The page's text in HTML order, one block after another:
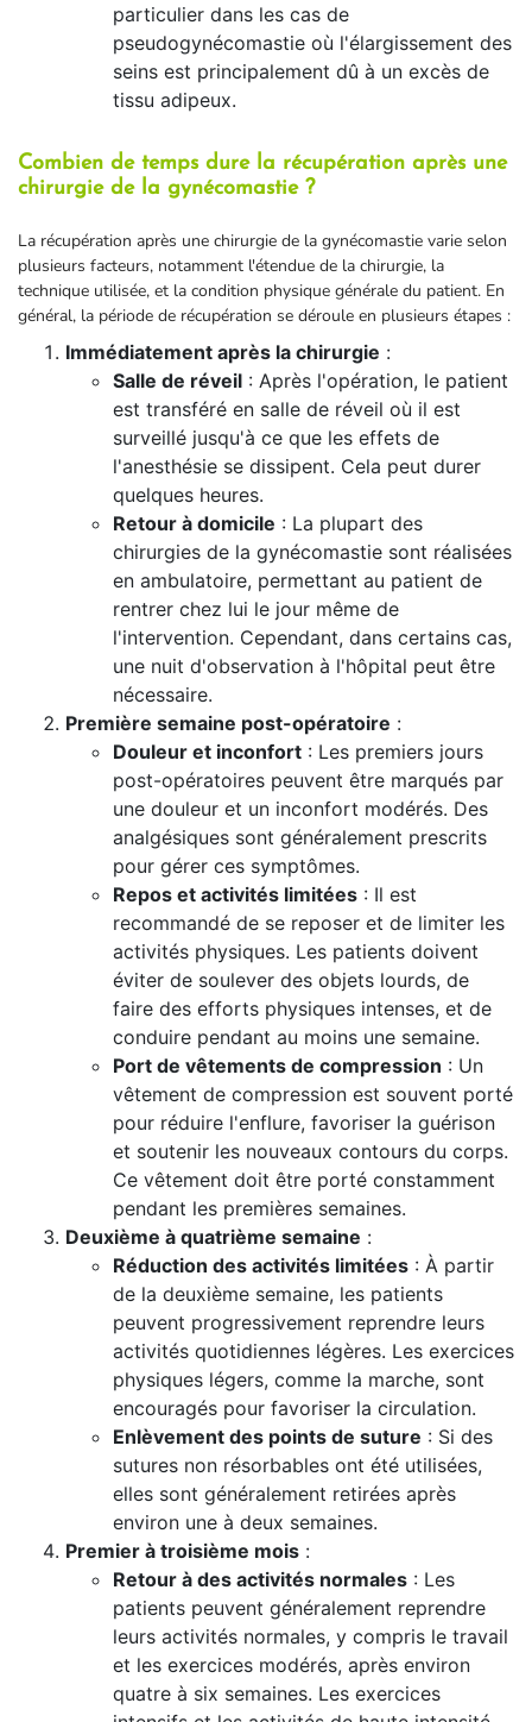
particulier dans les cas de
pseudogynécomastie où l'élargissement des
seins est principalement dû à un excès de
tissu adipeux.
Combien de temps dure la récupération après une
chirurgie de la gynécomastie ?
La récupération après une chirurgie de la gynécomastie varie selon
plusieurs facteurs, notamment l'étendue de la chirurgie, la
technique utilisée, et la condition physique générale du patient. En
général, la période de récupération se déroule en plusieurs étapes :
Immédiatement après la chirurgie :
Salle de réveil : Après l'opération, le patient
est transféré en salle de réveil où il est
surveillé jusqu'à ce que les effets de
l'anesthésie se dissipent. Cela peut durer
quelques heures.
Retour à domicile : La plupart des
chirurgies de la gynécomastie sont réalisées
en ambulatoire, permettant au patient de
rentrer chez lui le jour même de
l'intervention. Cependant, dans certains cas,
une nuit d'observation à l'hôpital peut être
nécessaire.
Première semaine post-opératoire :
Douleur et inconfort : Les premiers jours
post-opératoires peuvent être marqués par
une douleur et un inconfort modérés. Des
analgésiques sont généralement prescrits
pour gérer ces symptômes.
Repos et activités limitées : Il est
recommandé de se reposer et de limiter les
activités physiques. Les patients doivent
éviter de soulever des objets lourds, de
faire des efforts physiques intenses, et de
conduire pendant au moins une semaine.
Port de vêtements de compression : Un
vêtement de compression est souvent porté
pour réduire l'enflure, favoriser la guérison
et soutenir les nouveaux contours du corps.
Ce vêtement doit être porté constamment
pendant les premières semaines.
Deuxième à quatrième semaine :
Réduction des activités limitées : À partir
de la deuxième semaine, les patients
peuvent progressivement reprendre leurs
activités quotidiennes légères. Les exercices
physiques légers, comme la marche, sont
encouragés pour favoriser la circulation.
Enlèvement des points de suture : Si des
sutures non résorbables ont été utilisées,
elles sont généralement retirées après
environ une à deux semaines.
Premier à troisième mois :
Retour à des activités normales : Les
patients peuvent généralement reprendre
leurs activités normales, y compris le travail
et les exercices modérés, après environ
quatre à six semaines. Les exercices